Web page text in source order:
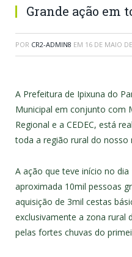
Grande ação em
POR CR2-ADMIN8 EM 16 DE MAIO
A Prefeitura de Ipixuna do
Municipal em conjunto com
Regional e a CEDEC, está
toda a região rural do nosso
A ação que teve início no
aproximada 10mil pessoas
aquisição de 3mil cestas
exclusivamente a zona rural
pelas fortes chuvas do